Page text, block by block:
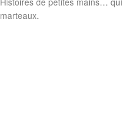
marteaux.